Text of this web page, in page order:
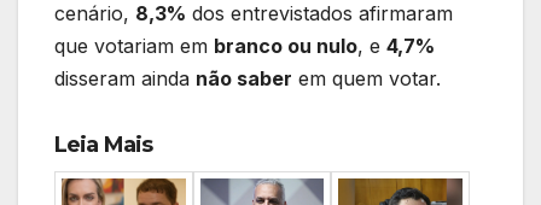
cenário, 8,3% dos entrevistados afirmaram
que votariam em branco ou nulo, e 4,7%
disseram ainda não saber em quem votar.
Leia Mais